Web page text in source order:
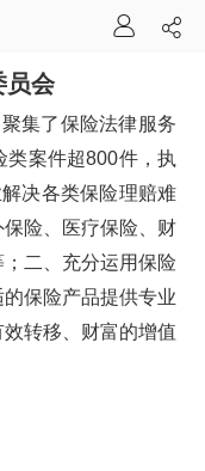
会
集了保险法律服务
案件超800件，执
决各类保险理赔难
险、医疗保险、财
二、充分运用保险
保险产品提供专业
转移、财富的增值